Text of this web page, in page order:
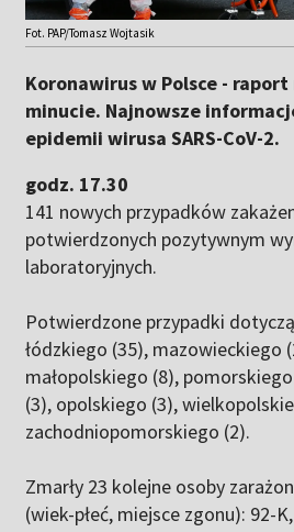
Fot. PAP/Tomasz Wojtasik
Koronawirus w Polsce -
minucie. Najnowsze
epidemii wirusa SARS-CoV-2.
godz. 17.30
141 nowych przypadków
potwierdzonych pozytywnym
laboratoryjnych.
Potwierdzone przypadki
łódzkiego (35), mazowieckiego
małopolskiego (8),
(3), opolskiego (3),
zachodniopomorskiego (2).
Zmarły 23 kolejne osoby
(wiek-płeć, miejsce zgonu): 92-